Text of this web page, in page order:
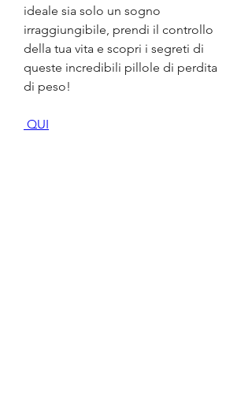
ideale sia solo un sogno
irraggiungibile, prendi il controllo
della tua vita e scopri i segreti di
queste incredibili pillole di perdita
di peso!
QUI